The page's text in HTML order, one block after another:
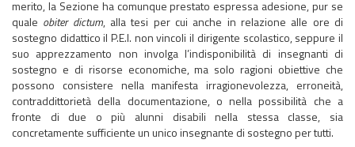
merito, la Sezione ha comunque prestato espressa adesione, pur se
quale obiter dictum, alla tesi per cui anche in relazione alle ore di
sostegno didattico il P.E.I. non vincoli il dirigente scolastico, seppure il
suo apprezzamento non involga l’indisponibilità di insegnanti di
sostegno e di risorse economiche, ma solo ragioni obiettive che
possono consistere nella manifesta irragionevolezza, erroneità,
contraddittorietà della documentazione, o nella possibilità che a
fronte di due o più alunni disabili nella stessa classe, sia
concretamente sufficiente un unico insegnante di sostegno per tutti.